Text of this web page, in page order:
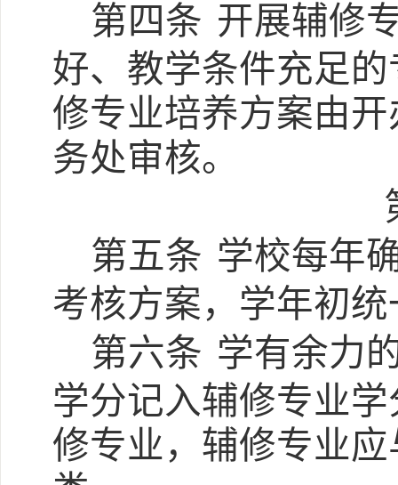
第四条 开展辅修
好、教学条件充足
修专业培养方案由
务处审核。
第五条 学校每年
考核方案，学年初
第六条 学有余力
学分记入辅修专业
修专业，辅修专业